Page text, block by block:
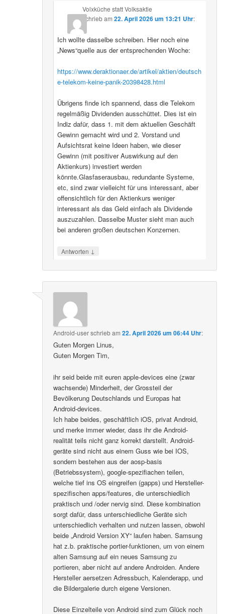
Volxküche statt Volksaktie
schriebam 22. April 2026 um 13:21 Uhr:
Ich wollte dasselbe schreiben. Hier noch eine
„News“quelle aus der entsprechenden Woche:
https://www.deraktionaer.de/artikel/aktien/deutsch
e-telekom-keine-panik-20398428.html
Übrigens finde ich spannend, dass die Telekom
regelmäßig Dividenden ausschüttet. Dies ist ein
Indiz dafür, dass 1. mit dem aktuellen Geschäft
Gewinn gemacht wird und 2. Vorstand und
Aufsichtsrat keine Ideen haben, wie dieser
Gewinn (mit positiver Auswirkung auf den
Aktienkurs) investiert werden
könnte.Glasfaserausbau, redundante Systeme,
etc, sind zwar vielleicht für uns interessant, aber
offensichtlich für den Aktienkurs weniger
interessant als das Geld einfach als Dividende
auszuzahlen. Dasselbe Muster sieht man auch
bei anderen großen deutschen Konzernen.
Antworten ↓
Android-userschriebam22. April 2026 um 06:44 Uhr:
Guten Morgen Linus,
Guten Morgen Tim,
ihr seid beide mit euren apple-devices eine (zwar
wachsende) Minderheit, der Grossteil der
Bevölkerung Deutschlands und Europas hat
Android-devices.
Ich habe beides, geschäftlich iOS, privat Android,
und merke immer wieder, dass ihr die Android-
realität teils nicht ganz korrekt darstellt. Android-
geräte sind nicht aus einem Guss wie bei IOS,
sondern bestehen aus der aosp-basis
(Betriebssystem), google-spezifiachen teilen,
welche tief ins OS eingreifen (gapps) und Hersteller-
spezifischen apps/features, die unterschiedlich
praktisch und /oder nervig sind. Diese kombination
sorgt dafür, dass unterschiedliche Geräte sich
unterschiedlich verhalten und nutzen lassen, obwohl
beide „Android Version XY“ laufen haben. Samsung
hat z.b. praktische portier-funktionen, um von einem
alten Samsung auf ein neues Samsung zu
portieren, aber nicht auf andere Androiden. Andere
Hersteller aersetzen Adressbuch, Kalenderapp, und
die Bildergalerie durch eigene Versionen.
Diese Einzelteile von Android sind zum Glück noch